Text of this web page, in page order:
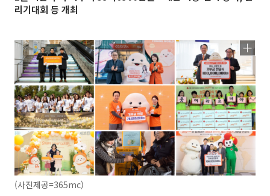
리기대회 등 개최
(사진제공=365mc)